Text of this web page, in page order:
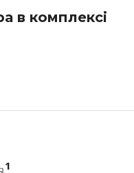
в комплексі
1